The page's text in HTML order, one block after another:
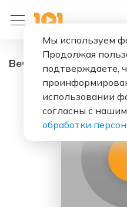
Вечность - радио
Мы используем
Продолжая
подтверждаете,
использовании
согласны с
обработки